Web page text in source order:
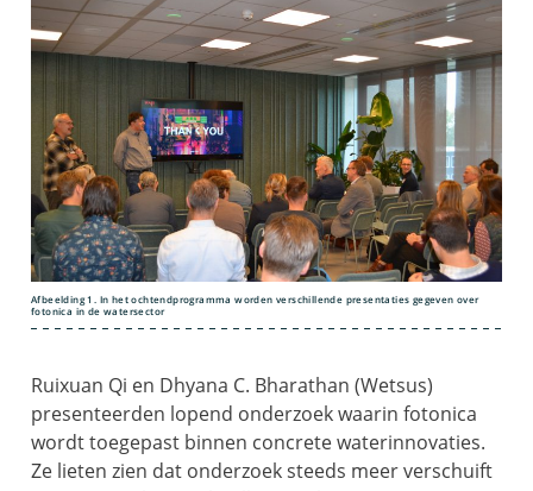
Afbeelding 1. In het ochtendprogramma worden verschillende presentaties gegeven over
fotonica in de watersector
Ruixuan Qi en Dhyana C. Bharathan (Wetsus)
presenteerden lopend onderzoek waarin fotonica
wordt toegepast binnen concrete waterinnovaties.
Ze lieten zien dat onderzoek steeds meer verschuift